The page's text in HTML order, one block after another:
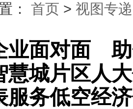
： 首页 > 视图专递
业面对面
慧城片区人
服务低空经